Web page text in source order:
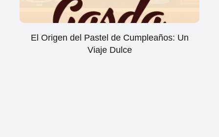
El Origen del Pastel de Cumpleaños: Un
Viaje Dulce